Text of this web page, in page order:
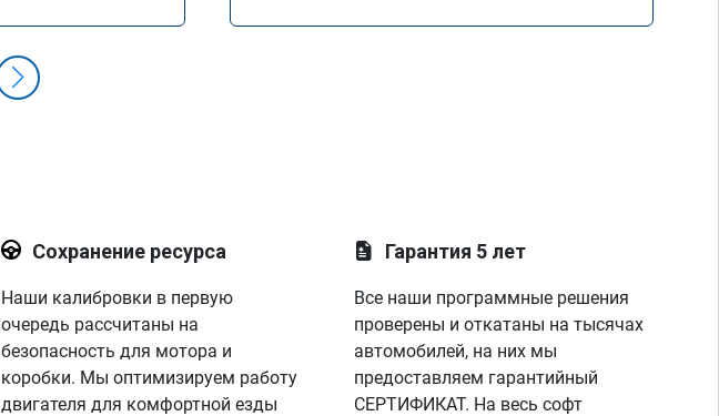
Сохранение ресурса
Наши калибровки в первую
очередь рассчитаны на
безопасность для мотора и
коробки. Мы оптимизируем работу
двигателя для комфортной езды
Гарантия 5 лет
Все наши программные решения
проверены и откатаны на тысячах
автомобилей, на них мы
предоставляем гарантийный
СЕРТИФИКАТ. На весь софт